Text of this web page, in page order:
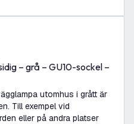
– grå – GU10-sockel –
utomhus i grått är
Till exempel vid
eller på andra platser